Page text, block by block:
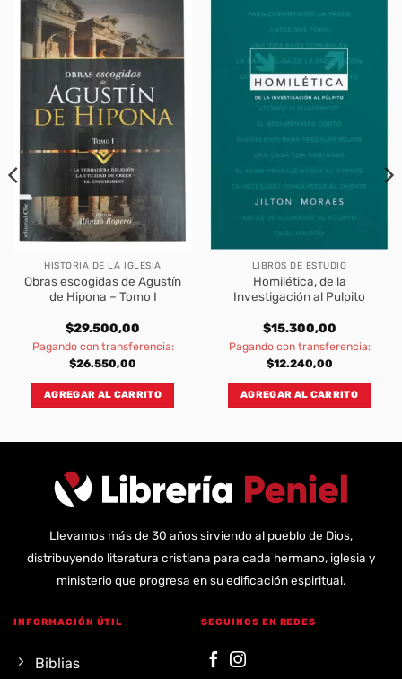
HISTORIA DE LA IGLESIA
Obras escogidas de Agustín
de Hipona – Tomo I
$29.500,00
Pagando con transferencia:
$26.550,00
AGREGAR AL CARRITO
LIBROS DE ESTUDIO
Homilética, de la
Investigación al Pulpito
$15.300,00
Pagando con transferencia:
$12.240,00
AGREGAR AL CARRITO
Llevamos más de 30 años sirviendo al pueblo de Dios,
distribuyendo literatura cristiana para cada hermano, iglesia y
ministerio que progresa en su edificación espiritual.
INFORMACIÓN ÚTIL
Biblias
SEGUINOS EN REDES